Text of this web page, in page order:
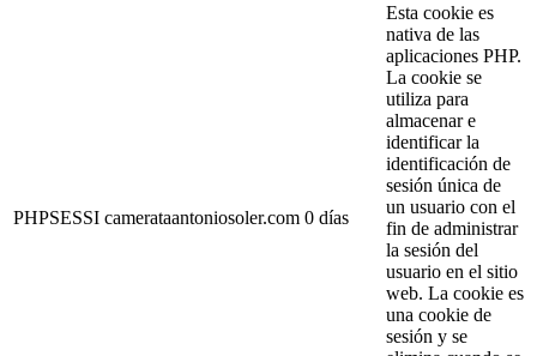
PHPSESSI camerataantoniosoler.com 0 días
Esta cookie es
nativa de las
aplicaciones PHP.
La cookie se
utiliza para
almacenar e
identificar la
identificación de
sesión única de
un usuario con el
fin de administrar
la sesión del
usuario en el sitio
web. La cookie es
una cookie de
sesión y se